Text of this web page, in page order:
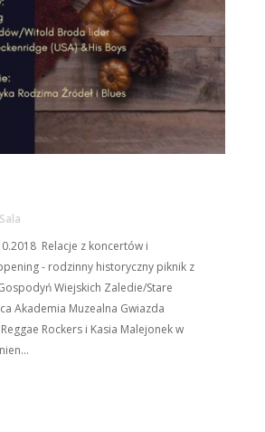
Relacje z koncertów i
- rodzinny historyczny piknik z
Wiejskich Zaledie/Stare
Akademia Muzealna Gwiazda
Rockers i Kasia Malejonek w